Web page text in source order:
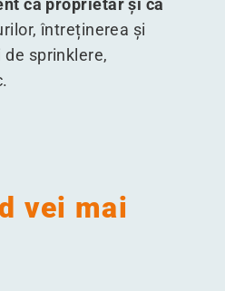
ca proprietar și ca
întreținerea și
sprinklere,
vei mai